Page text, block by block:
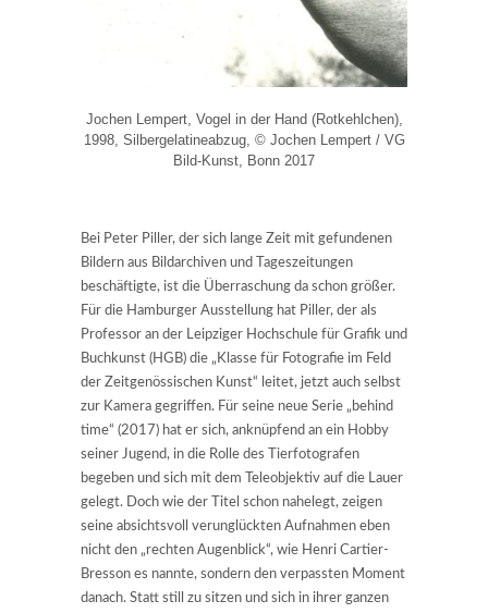
Jochen Lempert, Vogel in der Hand (Rotkehlchen),
1998, Silbergelatineabzug, © Jochen Lempert / VG
Bild-Kunst, Bonn 2017
Bei Peter Piller, der sich lange Zeit mit gefundenen
Bildern aus Bildarchiven und Tageszeitungen
beschäftigte, ist die Überraschung da schon größer.
Für die Hamburger Ausstellung hat Piller, der als
Professor an der Leipziger Hochschule für Grafik und
Buchkunst (HGB) die „Klasse für Fotografie im Feld
der Zeitgenössischen Kunst“ leitet, jetzt auch selbst
zur Kamera gegriffen. Für seine neue Serie „behind
time“ (2017) hat er sich, anknüpfend an ein Hobby
seiner Jugend, in die Rolle des Tierfotografen
begeben und sich mit dem Teleobjektiv auf die Lauer
gelegt. Doch wie der Titel schon nahelegt, zeigen
seine absichtsvoll verunglückten Aufnahmen eben
nicht den „rechten Augenblick“, wie Henri Cartier-
Bresson es nannte, sondern den verpassten Moment
danach. Statt still zu sitzen und sich in ihrer ganzen